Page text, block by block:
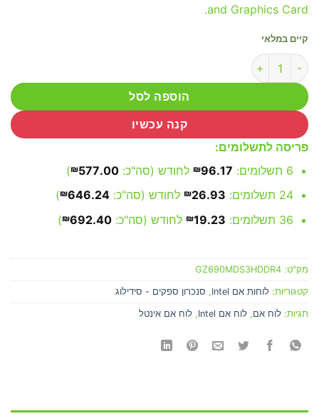
and Graphics Card​.
קיים במלאי
כמות של Gigabyte Z690M DS3H DDR4
הוספה לסל
קנה עכשיו
פריסה לתשלומים:
6 תשלומים:
₪96.17 לחודש (סה"כ: ₪577.00
)
24 תשלומים:
₪26.93 לחודש (סה"כ: ₪646.24
)
36 תשלומים:
₪19.23 לחודש (סה"כ: ₪692.40
)
מק"ט: GZ690MDS3HDDR4
קטגוריות: לוחות אם Intel , סנכרון ספקים - סידילוג
תגיות: לוח אם, לוח אם Intel , לוח אם אינטל